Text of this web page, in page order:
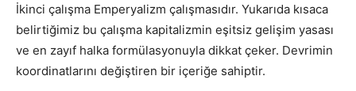
İkinci çalışma Emperyalizm çalışmasıdır. Yukarıda kısaca
belirtiğimiz bu çalışma kapitalizmin eşitsiz gelişim yasası
ve en zayıf halka formülasyonuyla dikkat çeker. Devrimin
koordinatlarını değiştiren bir içeriğe sahiptir.